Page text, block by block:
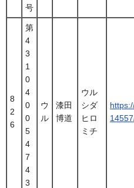
号
8
2
6
第
4
3
1
0
4
0
0
5
4
7
4
3
ウ
ル
漆田
博道
ウル
シダ
ヒロ
ミチ